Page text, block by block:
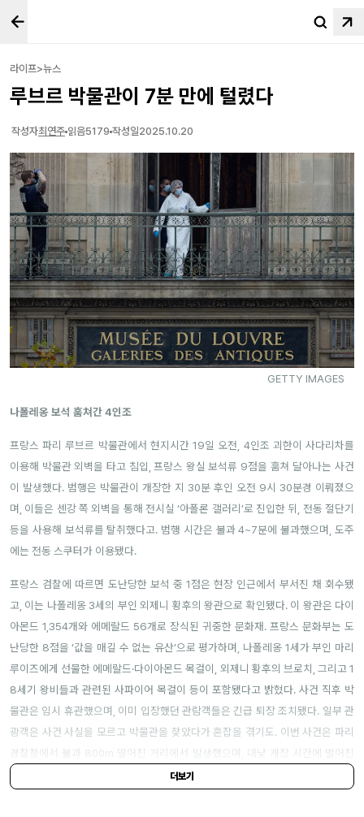
라이프>뉴스
루브르 박물관이 7분 만에 털렸다
작성자최연주 읽음5179 작성일2025.10.20
GETTY IMAGES
나폴레옹 보석 훔쳐간 4인조
프랑스 파리 루브르 박물관에서 현지시간 19일 오전, 4인조 괴한이 사다리차를
이용해 박물관 외벽을 타고 침입, 프랑스 왕실 보석류 9점을 훔쳐 달아나는 사건
이 발생했다. 범행은 박물관이 개장한 지 30분 후인 오전 9시 30분경 이뤄졌으
며, 이들은 센강 쪽 외벽을 통해 전시실 ‘아폴론 갤러리’로 진입한 뒤, 전동 절단기
등을 사용해 보석류를 탈취했다고. 범행 시간은 불과 4~7분에 불과했으며, 도주
에는 전동 스쿠터가 이용됐다.
프랑스 검찰에 따르면 도난당한 보석 중 1점은 현장 인근에서 부서진 채 회수됐
고, 이는 나폴레옹 3세의 부인 외제니 황후의 왕관으로 확인됐다. 이 왕관은 다이
아몬드 1,354개와 에메랄드 56개로 장식된 귀중한 문화재. 프랑스 문화부는 도
난당한 8점을 ‘값을 매길 수 없는 유산’으로 평가하며, 나폴레옹 1세가 부인 마리
루이즈에게 선물한 에메랄드·다이아몬드 목걸이, 외제니 황후의 브로치, 그리고 1
8세기 왕비들과 관련된 사파이어 목걸이 등이 포함됐다고 밝혔다. 사건 직후 박
물관은 임시 휴관했으며, 이미 입장했던 관람객들은 긴급 퇴장 조치됐다. 일부 관
광객은 사건 사실을 모르고 박물관을 찾았다가 혼잡을 겪기도. 이번 사건은 파리
경찰청에서 불과 800m 떨어진 거리에서 발생했으며, 대낮 개장 시간에 벌어진
만큼 루브르의 보안 체계에 대한 비판이 제기되고 있다.
더보기